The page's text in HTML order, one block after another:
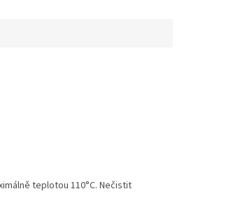
teplotou 110°C. Nečistit